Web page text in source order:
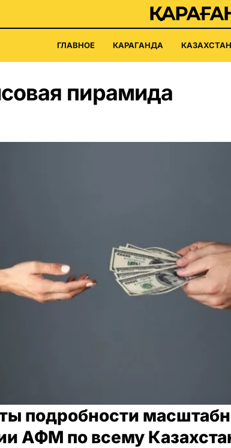
ГЛАВНОЕ КАРАГАНДА КАЗАХСТАН
пирамида
подробности
АФМ по всему